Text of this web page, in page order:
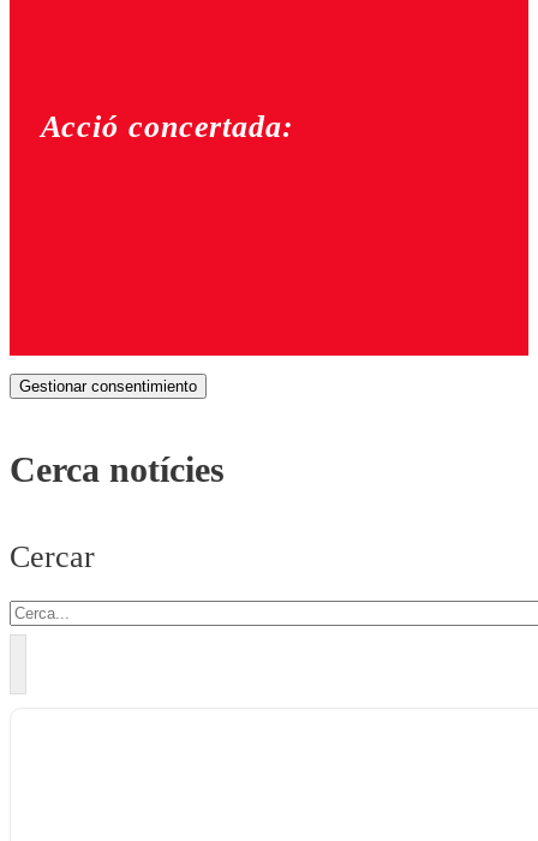
Acció concertada:
Gestionar consentimiento
Cerca notícies
Cercar